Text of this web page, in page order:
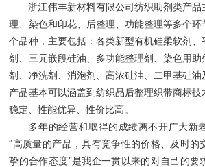
浙江伟丰新材料有限公司纺织助剂类产品
理、染色和印花、后整理、功能整理等多个
个品种，主要包括：各类新型有机硅柔软剂
剂、三元嵌段硅油、多功能整理剂、染色用
剂、净洗剂、消泡剂、高浓硅油、二甲基硅油
产品基本可以涵盖到纺织品后整理织带商标技
稳定、性能优异、性价比高。
多年的经营和取得的成绩离不开广大新
“高质量的产品，具有竞争性的价格、及时的
挚的合作态度”是我企一贯以来的对自己的要